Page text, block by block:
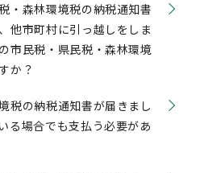
・森林環境税の納税通知書
他市町村に引っ越しをしま
市民税・県民税・森林環境
か？
税の納税通知書が届きまし
る場合でも支払う必要があ